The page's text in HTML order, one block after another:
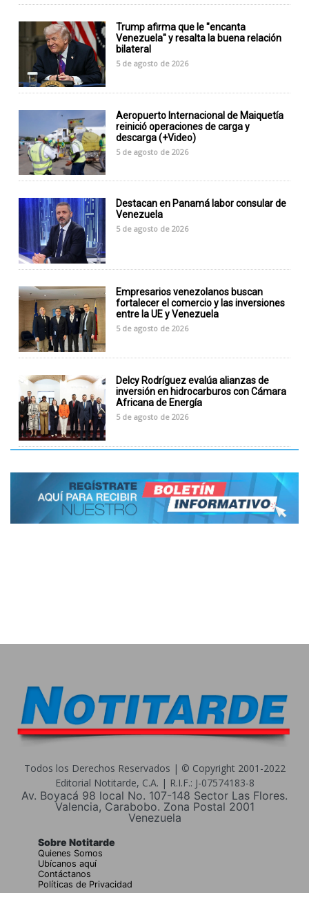
Trump afirma que le "encanta
Venezuela" y resalta la buena relación
bilateral
5 de agosto de 2026
Aeropuerto Internacional de Maiquetía
reinició operaciones de carga y
descarga (+Video)
5 de agosto de 2026
Destacan en Panamá labor consular de
Venezuela
5 de agosto de 2026
Empresarios venezolanos buscan
fortalecer el comercio y las inversiones
entre la UE y Venezuela
5 de agosto de 2026
Delcy Rodríguez evalúa alianzas de
inversión en hidrocarburos con Cámara
Africana de Energía
5 de agosto de 2026
Todos los Derechos Reservados | © Copyright 2001-2022
Editorial Notitarde, C.A. | R.I.F.: J-07574183-8
Av. Boyacá 98 local No. 107-148 Sector Las Flores.
Valencia, Carabobo. Zona Postal 2001
Venezuela
Sobre Notitarde
Quienes Somos
Ubícanos aquí
Contáctanos
Políticas de Privacidad